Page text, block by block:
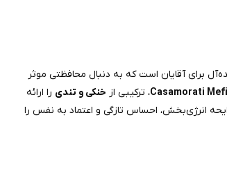
ایده‌آل برای آقایان است که به دنبال محافظتی موثر
، ترکیبی از خنکی و تندی را ارائه
انرژی‌بخش، احساس تازگی و اعتماد به نفس را